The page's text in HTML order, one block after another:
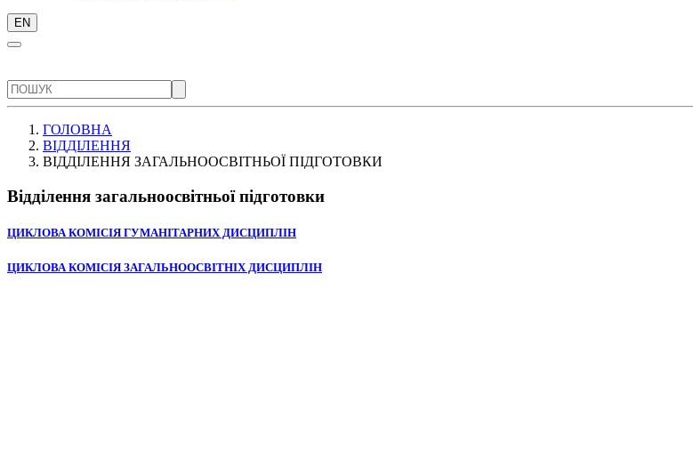
EN
ГОЛОВНА
ВІДДІЛЕННЯ
ВІДДІЛЕННЯ ЗАГАЛЬНООСВІТНЬОЇ ПІДГОТОВКИ
Відділення загальноосвітньої підготовки
ЦИКЛОВА КОМІСІЯ ГУМАНІТАРНИХ ДИСЦИПЛІН
ЦИКЛОВА КОМІСІЯ ЗАГАЛЬНООСВІТНІХ ДИСЦИПЛІН